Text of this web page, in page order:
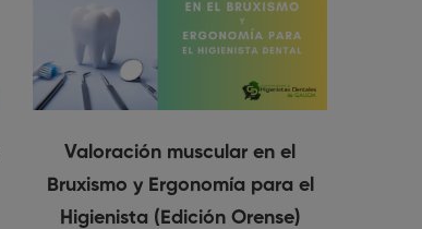
Valoración muscular en el
Bruxismo y Ergonomía para el
Higienista (Edición Orense)